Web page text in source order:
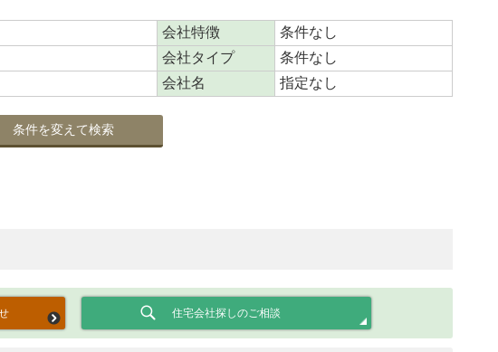
会社特徴
条件なし
会社タイプ
条件なし
会社名 指定なし
条件を変えて検索
住宅会社探しのご相談